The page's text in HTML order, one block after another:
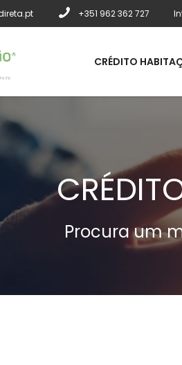
+351 962 362 727
CRÉDITO
Procura um